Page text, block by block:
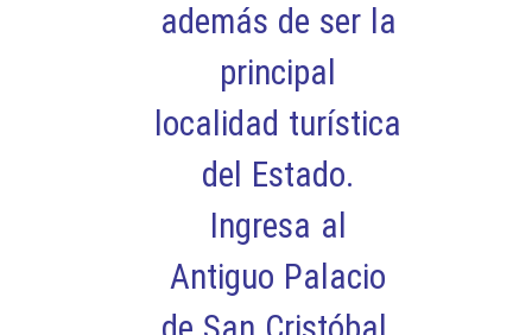
además de ser la
principal
localidad turística
del Estado.
Ingresa al
Antiguo Palacio